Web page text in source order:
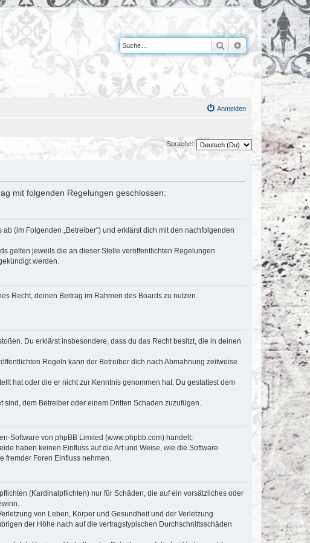
Suche Erweiterte Suche
Anmelden
Sprache:
mit folgenden Regelungen geschlossen:
(im Folgenden „Betreiber“) und erklärst dich mit den nachfolgenden
gelten jeweils die an dieser Stelle veröffentlichten Regelungen.
werden.
Recht, deinen Beitrag im Rahmen des Boards zu nutzen.
Du erklärst insbesondere, dass du das Recht besitzt, die in deinen
Regeln kann der Betreiber dich nach Abmahnung zeitweise
hat oder die er nicht zur Kenntnis genommen hat. Du gestattest dem
dem Betreiber oder einem Dritten Schaden zuzufügen.
Software von phpBB Limited (www.phpbb.com) handelt;
haben keinen Einfluss auf die Art und Weise, wie die Software
fremder Foren Einfluss nehmen.
(Kardinalpflichten) nur für Schäden, die auf ein vorsätzliches oder
von Leben, Körper und Gesundheit und der Verletzung
der Höhe nach auf die vertragstypischen Durchschnittsschäden